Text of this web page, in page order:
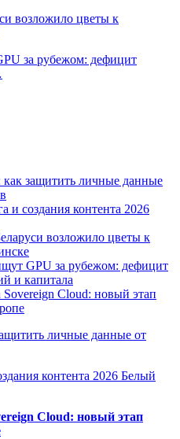
возложило цветы к
за рубежом: дефицит
как защитить личные данные
и создания контента 2026
возложило цветы к
GPU за рубежом: дефицит
и капитала
Sovereign Cloud: новый этап
личные данные от
контента 2026 Белый
Cloud: новый этап